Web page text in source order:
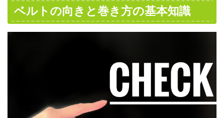
ベルトの向きと巻き方の基本知識